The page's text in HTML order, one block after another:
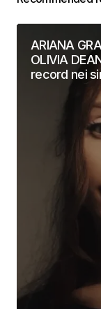
ARIANA
OLIVIA
record nei